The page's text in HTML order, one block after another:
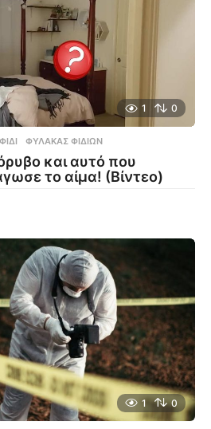
1 0
,ΦΊΔΙ ,ΦΎΛΑΚΑΣ ΦΙΔΙΏΝ
και αυτό που
το αίμα! (Βίντεο)
1 0